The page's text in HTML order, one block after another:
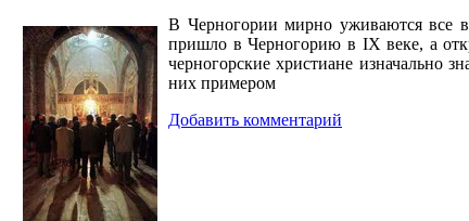
В Черногории мирно уживаются все
пришло в Черногорию в IX веке, а
черногорские христиане изначально
них примером
Добавить комментарий